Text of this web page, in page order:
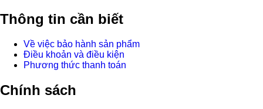
Thông tin cần biết
Về việc bảo hành sản phẩm
Điều khoản và điều kiện
Phương thức thanh toán
Chính sách